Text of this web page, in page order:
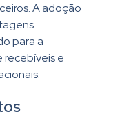
A adoção
para a
recebíveis e